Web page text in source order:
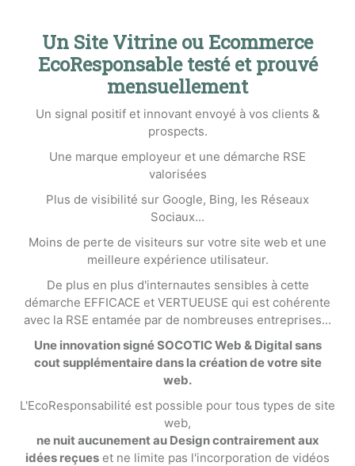
Un Site Vitrine ou Ecommerce
EcoResponsable testé et prouvé
mensuellement
Un signal positif et innovant envoyé à vos clients &
prospects.
Une marque employeur et une démarche RSE
valorisées
Plus de visibilité sur Google, Bing, les Réseaux
Sociaux...
Moins de perte de visiteurs sur votre site web et une
meilleure expérience utilisateur.
De plus en plus d'internautes sensibles à cette
démarche EFFICACE et VERTUEUSE qui est cohérente
avec la RSE entamée par de nombreuses entreprises...
Une innovation signé SOCOTIC Web & Digital sans
cout supplémentaire dans la création de votre site
web.
L'EcoResponsabilité est possible pour tous types de site
web,
ne nuit aucunement au Design contrairement aux
idées reçues et ne limite pas l'incorporation de vidéos